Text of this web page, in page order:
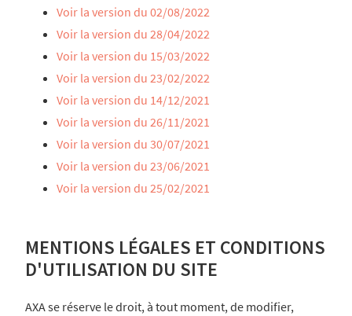
Voir la version du 02/08/2022
Voir la version du 28/04/2022
Voir la version du 15/03/2022
Voir la version du 23/02/2022
Voir la version du 14/12/2021
Voir la version du 26/11/2021
Voir la version du 30/07/2021
Voir la version du 23/06/2021
Voir la version du 25/02/2021
MENTIONS LÉGALES ET CONDITIONS
D'UTILISATION DU SITE
AXA se réserve le droit, à tout moment, de modifier,